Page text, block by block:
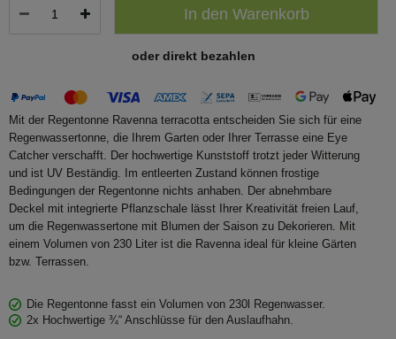
In den Warenkorb
oder direkt bezahlen
Mit der Regentonne Ravenna terracotta entscheiden Sie sich für eine
Regenwassertonne, die Ihrem Garten oder Ihrer Terrasse eine Eye
Catcher verschafft. Der hochwertige Kunststoff trotzt jeder Witterung
und ist UV Beständig. Im entleerten Zustand können frostige
Bedingungen der Regentonne nichts anhaben. Der abnehmbare
Deckel mit integrierte Pflanzschale lässt Ihrer Kreativität freien Lauf,
um die Regenwassertone mit Blumen der Saison zu Dekorieren. Mit
einem Volumen von 230 Liter ist die Ravenna ideal für kleine Gärten
bzw. Terrassen.
Die Regentonne fasst ein Volumen von 230l Regenwasser.
2x Hochwertige ¾“ Anschlüsse für den Auslaufhahn.